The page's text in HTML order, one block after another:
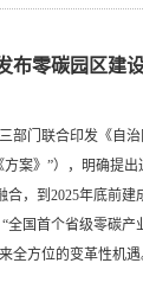
布零碳园区建
部门联合印发《自
案》”），明确提
合，到2025年底前
全国首个省级零碳产
全方位的变革性机遇